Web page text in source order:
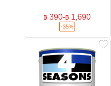
฿ 390-฿ 1,690
-35%